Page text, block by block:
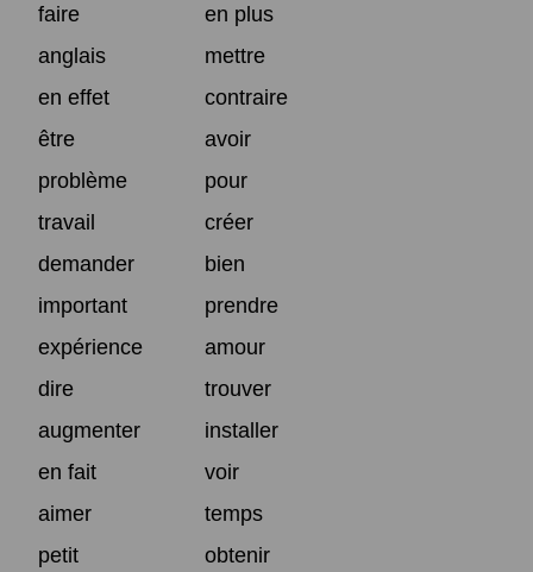
faire
en plus
anglais
mettre
en effet
contraire
être
avoir
problème
pour
travail
créer
demander
bien
important
prendre
expérience
amour
dire
trouver
augmenter
installer
en fait
voir
aimer
temps
petit
obtenir